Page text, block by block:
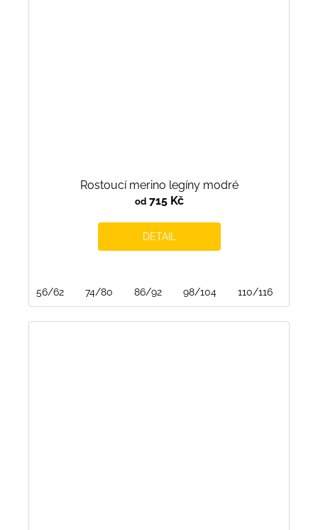
Rostoucí merino legíny modré
od715 Kč
DETAIL
56/62 74/80 86/92 98/104 110/116